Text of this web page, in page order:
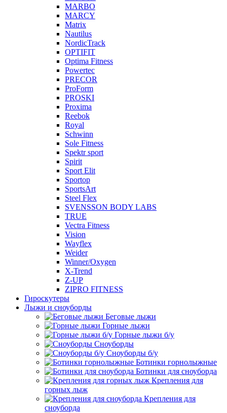
MARBO
MARCY
Matrix
Nautilus
NordicTrack
OPTIFIT
Optima Fitness
Powertec
PRECOR
ProForm
PROSKI
Proxima
Reebok
Royal
Schwinn
Sole Fitness
Spektr sport
Spirit
Sport Elit
Sportop
SportsArt
Steel Flex
SVENSSON BODY LABS
TRUE
Vectra Fitness
Vision
Wayflex
Weider
Winner/Oxygen
X-Trend
Z-UP
ZIPRO FITNESS
Гироскутеры
Лыжи и сноуборды
Беговые лыжи
Горные лыжи
Горные лыжи б/у
Сноуборды
Сноуборды б/у
Ботинки горнолыжные
Ботинки для сноуборда
Крепления для
горных лыж
Крепления для
сноуборда